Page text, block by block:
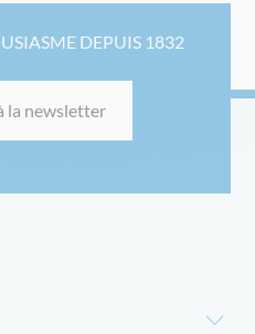
DEPUIS 1832
la newsletter